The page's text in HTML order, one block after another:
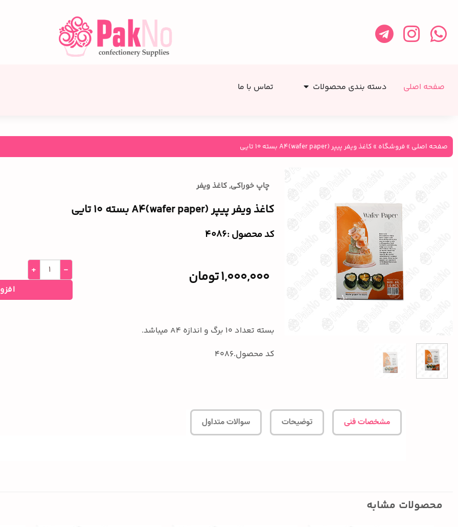
صفحه اصلی دسته بندی محصولات تماس با ما
صفحه اصلی »فروشگاه »کاغذ ویفر پیپر (wafer paper)A4 بسته 10 تایی
چاپ خوراکی, کاغذ ویفر
کاغذ ویفر پیپر (wafer paper)A4 بسته ۱۰ تایی
کد محصول :‌4086
1,000,000تومان
بسته تعداد 10 برگ و اندازه A4 میباشد.
کد محصول.4086
مشخصات فنی توضیحات سوالات متداول
محصولات مشابه